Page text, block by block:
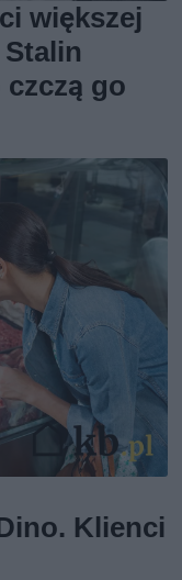
większej
go
Klienci